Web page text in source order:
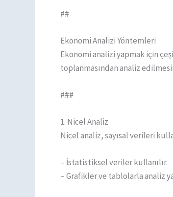
##
Ekonomi Analizi Yöntemleri
Ekonomi analizi yapmak için
toplanmasından analiz
###
1. Nicel Analiz
Nicel analiz, sayısal verileri
– İstatistiksel veriler kullanılır.
– Grafikler ve tablolarla analiz